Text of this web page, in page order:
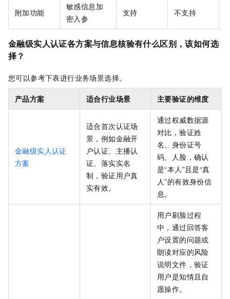
附加功能
敏感信息加
密入参
支持 不支持
金融级实人认证各方案与信息核验有什么区别，该如何选
择？
您可以参考下表进行业务场景选择。
产品方案 适合行业场景 主要验证的维度
金融级实人认证
方案
适合首次认证场
景，例如金融开
户认证、主播认
证、落实实名
制，验证用户真
实有效。
通过权威数据源
对比，验证姓
名、身份证号
码、人脸，确认
是“本人”且是“真
人”的有效身份信
息。
用户刷脸过程
中，通过回答客
户设置的问题或
朗读对应的风险
说明文件，验证
用户是知情且自
愿操作。